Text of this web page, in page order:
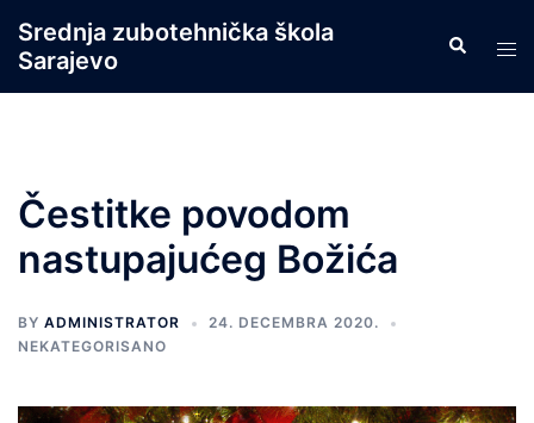
content
Srednja zubotehnička škola
Sarajevo
Search
Čestitke povodom
nastupajućeg Božića
BY ADMINISTRATOR
24. DECEMBRA 2020.
NEKATEGORISANO